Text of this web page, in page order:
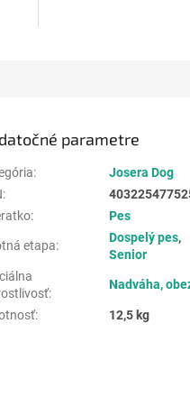
parametre
:
Josera Dog
:
: Pes
etapa:
Dospelý pes,
Senior
:
Nadváha,
: 12,5 kg